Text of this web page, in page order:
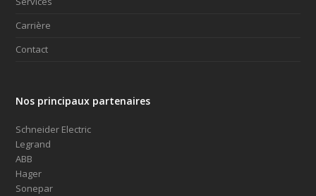
Carrière
Contact
Nos principaux partenaires
Schneider Electric
Legrand
ABB
Hager
Sonepar